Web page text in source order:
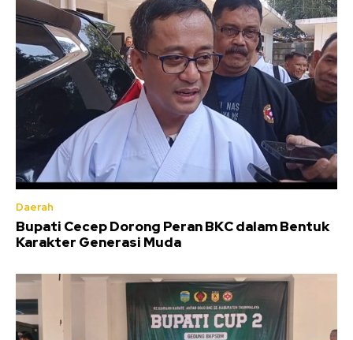
Daerah
Bupati Cecep Dorong Peran BKC dalam Bentuk
Karakter Generasi Muda